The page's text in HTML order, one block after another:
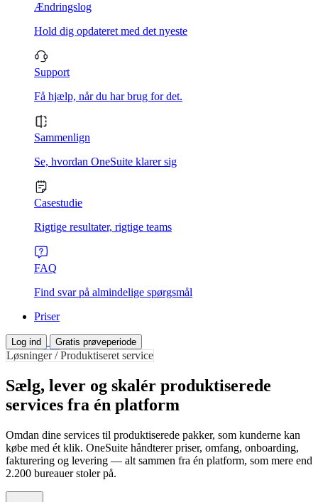
Ændringslog
Hold dig opdateret med det nyeste
Support
Få hjælp, når du har brug for det.
Sammenlign
Se, hvordan OneSuite klarer sig
Casestudie
Rigtige resultater, rigtige teams
FAQ
Find svar på almindelige spørgsmål
Priser
Log ind Gratis prøveperiode
Løsninger / Produktiseret service
Sælg, lever og skalér produktiserede
services fra én platform
Omdan dine services til produktiserede pakker, som kunderne kan
købe med ét klik. OneSuite håndterer priser, omfang, onboarding,
fakturering og levering — alt sammen fra én platform, som mere end
2.200 bureauer stoler på.